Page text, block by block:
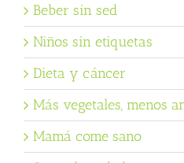
Beber sin sed
Niños sin etiquetas
Dieta y cáncer
Más vegetales, menos
Mamá come sano